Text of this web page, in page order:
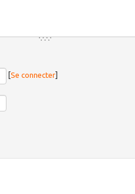
[Se connecter]